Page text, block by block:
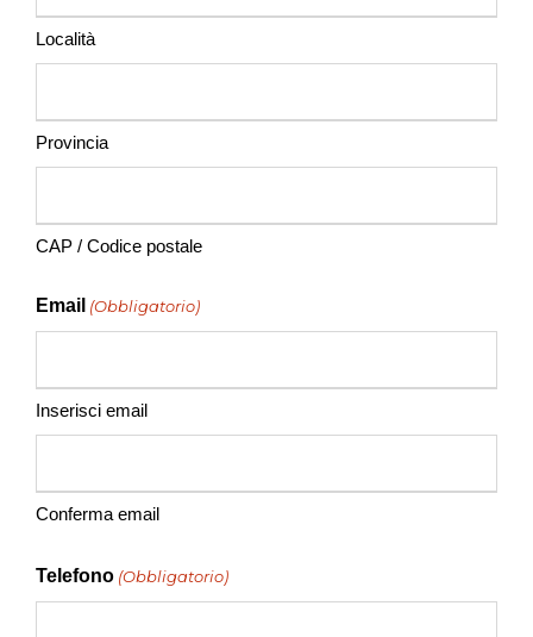
Località
Provincia
CAP / Codice postale
Email (Obbligatorio)
Inserisci email
Conferma email
Telefono (Obbligatorio)